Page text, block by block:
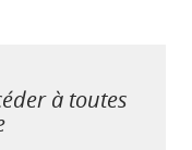
à toutes